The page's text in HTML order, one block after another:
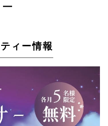
ィー情報